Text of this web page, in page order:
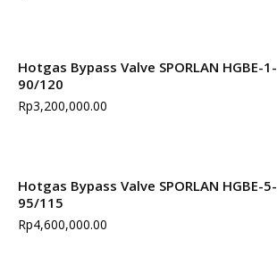
Hotgas Bypass Valve SPORLAN HGBE-1-
90/120
Rp3,200,000.00
Hotgas Bypass Valve SPORLAN HGBE-5-
95/115
Rp4,600,000.00